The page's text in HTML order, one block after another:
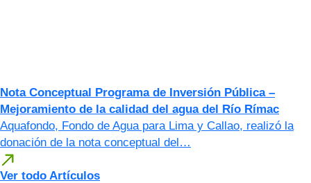
Nota Conceptual Programa de Inversión Pública –
Mejoramiento de la calidad del agua del Río Rímac
Aquafondo, Fondo de Agua para Lima y Callao, realizó la
donación de la nota conceptual del…
Ver todo Artículos